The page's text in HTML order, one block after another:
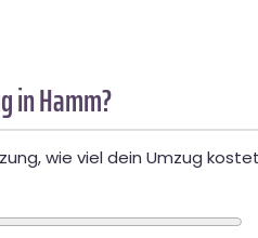
in Hamm?
wie viel dein Umzug